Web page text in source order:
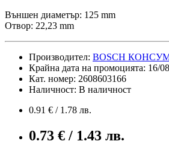
Външен диаметър: 125 mm
Отвор: 22,23 mm
Производител: BOSCH
Крайна дата на промоцията: 16/
Кат. номер: 2608603166
Наличност: В наличност
0.91 € / 1.78 лв.
0.73 € / 1.43 лв.